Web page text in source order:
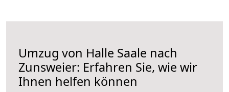
Umzug von Halle Saale nach
Zunsweier: Erfahren Sie, wie wir
Ihnen helfen können